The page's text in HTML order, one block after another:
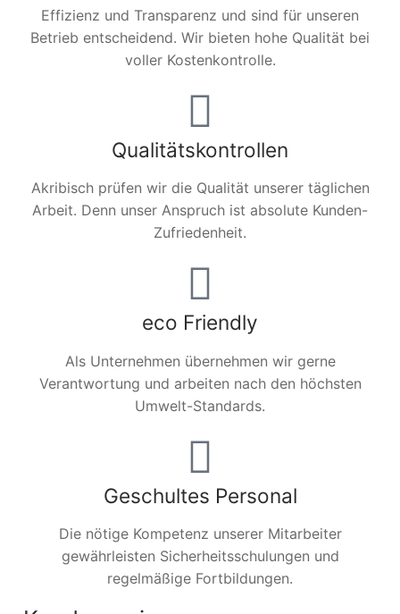
Effizienz und Transparenz und sind für unseren
Betrieb entscheidend. Wir bieten hohe Qualität bei
voller Kostenkontrolle.
Qualitätskontrollen
Akribisch prüfen wir die Qualität unserer täglichen
Arbeit. Denn unser Anspruch ist absolute Kunden-
Zufriedenheit.
eco Friendly
Als Unternehmen übernehmen wir gerne
Verantwortung und arbeiten nach den höchsten
Umwelt-Standards.
Geschultes Personal
Die nötige Kompetenz unserer Mitarbeiter
gewährleisten Sicherheitsschulungen und
regelmäßige Fortbildungen.